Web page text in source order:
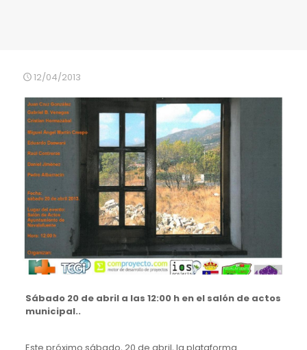
12/04/2013
Sábado 20 de abril a las 12:00 h en el salón de actos
municipal..